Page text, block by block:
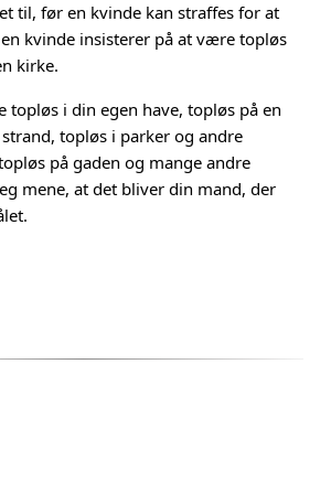
til, før en kvinde kan straffes for at
kvinde insisterer på at være topløs
kirke.
i din egen have, topløs på en
topløs i parker og andre
på gaden og mange andre
mene, at det bliver din mand, der